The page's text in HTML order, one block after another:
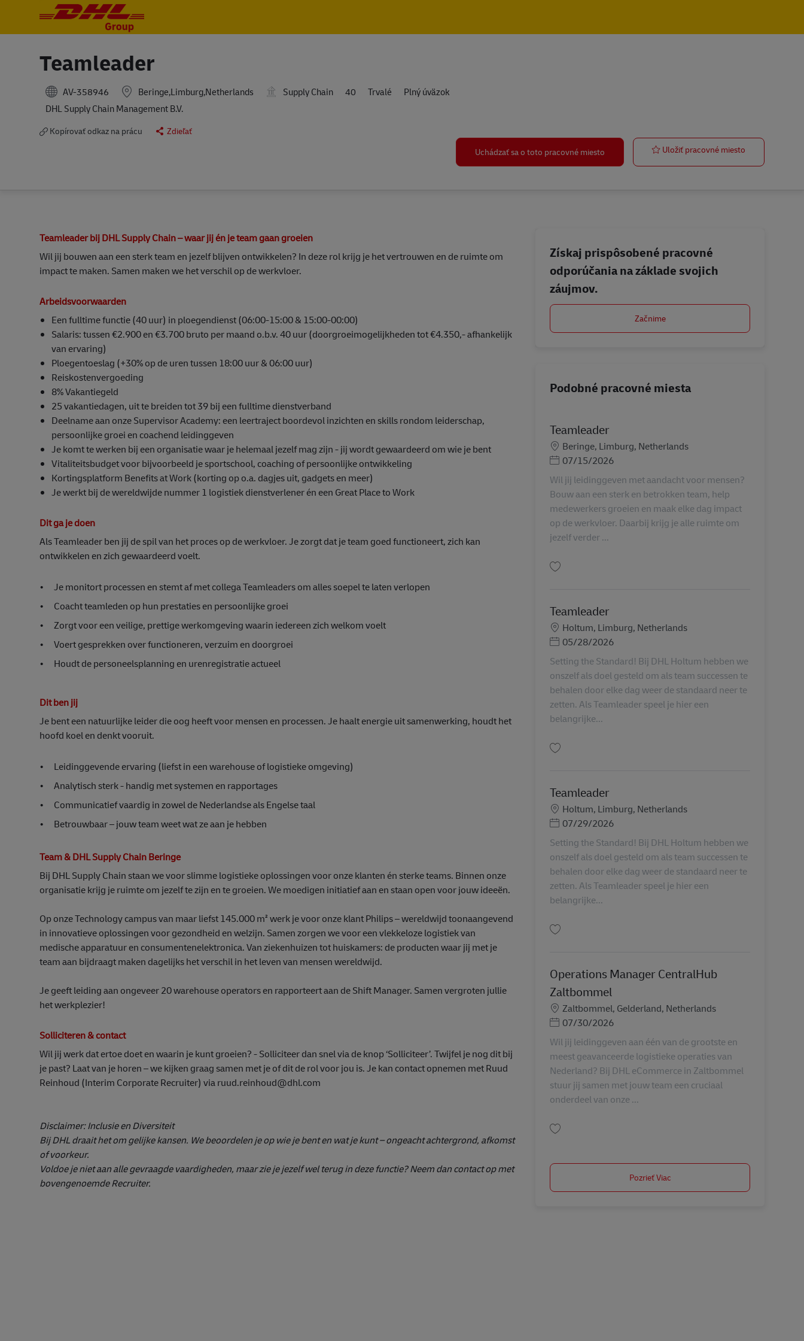
Teamleader
AV-358946 Beringe,Limburg,Netherlands Supply Chain 40 Trvalé
Plný úväzok
DHL Supply Chain Management B.V.
Kopírovať odkaz na prácu
Zdieľať
Uchádzať sa o toto pracovné miesto
Uložiť pracovné miesto
Teamleader bij DHL Supply Chain – waar jij én je team gaan groeien
Wil jij bouwen aan een sterk team en jezelf blijven ontwikkelen? In deze rol krijg je het vertrouwen en de ruimte om
impact te maken. Samen maken we het verschil op de werkvloer.
Arbeidsvoorwaarden
Een fulltime functie (40 uur) in ploegendienst (06:00-15:00 & 15:00-00:00)
Salaris: tussen €2.900 en €3.700 bruto per maand o.b.v. 40 uur (doorgroeimogelijkheden tot €4.350,- afhankelijk
van ervaring)
Ploegentoeslag (+30% op de uren tussen 18:00 uur & 06:00 uur)
Reiskostenvergoeding
8% Vakantiegeld
25 vakantiedagen, uit te breiden tot 39 bij een fulltime dienstverband
Deelname aan onze Supervisor Academy: een leertraject boordevol inzichten en skills rondom leiderschap,
persoonlijke groei en coachend leidinggeven
Je komt te werken bij een organisatie waar je helemaal jezelf mag zijn - jij wordt gewaardeerd om wie je bent
Vitaliteitsbudget voor bijvoorbeeld je sportschool, coaching of persoonlijke ontwikkeling
Kortingsplatform Benefits at Work (korting op o.a. dagjes uit, gadgets en meer)
Je werkt bij de wereldwijde nummer 1 logistiek dienstverlener én een Great Place to Work
Dit ga je doen
Als Teamleader ben jij de spil van het proces op de werkvloer. Je zorgt dat je team goed functioneert, zich kan
ontwikkelen en zich gewaardeerd voelt.
•
Je monitort processen en stemt af met collega Teamleaders om alles soepel te laten verlopen
•
Coacht teamleden op hun prestaties en persoonlijke groei
•
Zorgt voor een veilige, prettige werkomgeving waarin iedereen zich welkom voelt
•
Voert gesprekken over functioneren, verzuim en doorgroei
•
Houdt de personeelsplanning en urenregistratie actueel
Dit ben jij
Je bent een natuurlijke leider die oog heeft voor mensen en processen. Je haalt energie uit samenwerking, houdt het
hoofd koel en denkt vooruit.
•
Leidinggevende ervaring (liefst in een warehouse of logistieke omgeving)
•
Analytisch sterk - handig met systemen en rapportages
•
Communicatief vaardig in zowel de Nederlandse als Engelse taal
•
Betrouwbaar – jouw team weet wat ze aan je hebben
Team & DHL Supply Chain Beringe
Bij DHL Supply Chain staan we voor slimme logistieke oplossingen voor onze klanten én sterke teams. Binnen onze
organisatie krijg je ruimte om jezelf te zijn en te groeien. We moedigen initiatief aan en staan open voor jouw ideeën.
Op onze Technology campus van maar liefst 145.000 m² werk je voor onze klant Philips – wereldwijd toonaangevend
in innovatieve oplossingen voor gezondheid en welzijn. Samen zorgen we voor een vlekkeloze logistiek van
medische apparatuur en consumentenelektronica. Van ziekenhuizen tot huiskamers: de producten waar jij met je
team aan bijdraagt maken dagelijks het verschil in het leven van mensen wereldwijd.
Je geeft leiding aan ongeveer 20 warehouse operators en rapporteert aan de Shift Manager. Samen vergroten jullie
het werkplezier!
Solliciteren & contact
Wil jij werk dat ertoe doet en waarin je kunt groeien? - Solliciteer dan snel via de knop ‘Solliciteer’. Twijfel je nog dit bij
je past? Laat van je horen – we kijken graag samen met je of dit de rol voor jou is. Je kan contact opnemen met Ruud
Reinhoud (Interim Corporate Recruiter) via ruud.reinhoud@dhl.com
Disclaimer: Inclusie en Diversiteit
Bij DHL draait het om gelijke kansen. We beoordelen je op wie je bent en wat je kunt – ongeacht achtergrond, afkomst
of voorkeur.
Voldoe je niet aan alle gevraagde vaardigheden, maar zie je jezelf wel terug in deze functie? Neem dan contact op met
bovengenoemde Recruiter.
Získaj prispôsobené pracovné
odporúčania na základe svojich
záujmov.
Začnime
Podobné pracovné miesta
Teamleader
Miesto
Beringe, Limburg, Netherlands
Posted Date
07/15/2026
Wil jij leidinggeven met aandacht voor mensen?
Bouw aan een sterk en betrokken team, help
medewerkers groeien en maak elke dag impact
op de werkvloer. Daarbij krijg je alle ruimte om
jezelf verder ...
Teamleader
Miesto
Holtum, Limburg, Netherlands
Posted Date
05/28/2026
Setting the Standard! Bij DHL Holtum hebben we
onszelf als doel gesteld om als team successen te
behalen door elke dag weer de standaard neer te
zetten. Als Teamleader speel je hier een
belangrijke...
Teamleader
Miesto
Holtum, Limburg, Netherlands
Posted Date
07/29/2026
Setting the Standard! Bij DHL Holtum hebben we
onszelf als doel gesteld om als team successen te
behalen door elke dag weer de standaard neer te
zetten. Als Teamleader speel je hier een
belangrijke...
Operations Manager CentralHub
Zaltbommel
Miesto
Zaltbommel, Gelderland, Netherlands
Posted Date
07/30/2026
Wil jij leidinggeven aan één van de grootste en
meest geavanceerde logistieke operaties van
Nederland? Bij DHL eCommerce in Zaltbommel
stuur jij samen met jouw team een cruciaal
onderdeel van onze ...
Pozrieť Viac